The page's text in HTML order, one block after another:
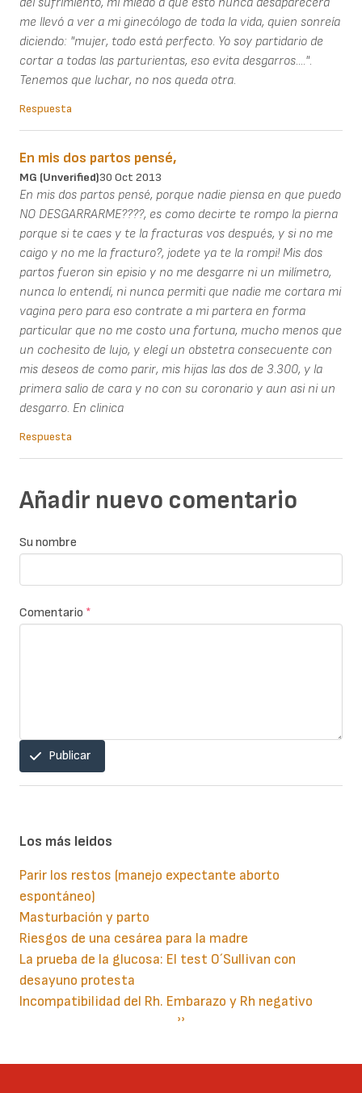
me llevó a ver a mi ginecólogo de toda la vida, quien sonreía
diciendo: "mujer, todo está perfecto. Yo soy partidario de
cortar a todas las parturientas, eso evita desgarros....".
Tenemos que luchar, no nos queda otra.
Respuesta
En mis dos partos pensé,
MG (unverified)30 Oct 2013
En mis dos partos pensé, porque nadie piensa en que puedo
NO DESGARRARME????, es como decirte te rompo la pierna
porque si te caes y te la fracturas vos después, y si no me
caigo y no me la fracturo?, jodete ya te la rompi! Mis dos
partos fueron sin episio y no me desgarre ni un milímetro,
nunca lo entendí, ni nunca permiti que nadie me cortara mi
vagina pero para eso contrate a mi partera en forma
particular que no me costo una fortuna, mucho menos que
un cochesito de lujo, y elegí un obstetra consecuente con
mis deseos de como parir, mis hijas las dos de 3.300, y la
primera salio de cara y no con su coronario y aun asi ni un
desgarro. En clinica
Respuesta
Añadir nuevo comentario
Su nombre
Comentario *
Publicar
Los más leidos
Parir los restos (manejo expectante aborto
espontáneo)
Masturbación y parto
Riesgos de una cesárea para la madre
La prueba de la glucosa: El test O´Sullivan con
desayuno protesta
Incompatibilidad del Rh. Embarazo y Rh negativo
Siguiente
››